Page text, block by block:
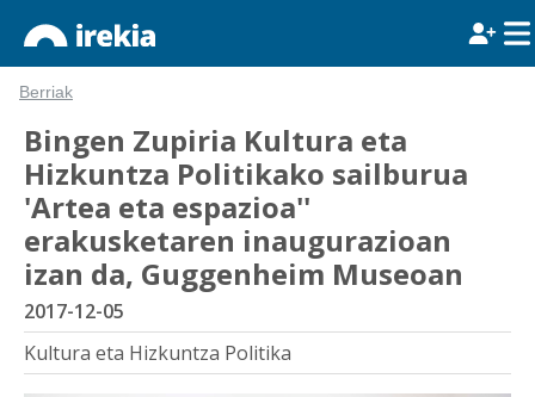
Berriak
Bingen Zupiria Kultura eta
Hizkuntza Politikako sailburua
'Artea eta espazioa''
erakusketaren inaugurazioan
izan da, Guggenheim Museoan
2017-12-05
Kultura eta Hizkuntza Politika